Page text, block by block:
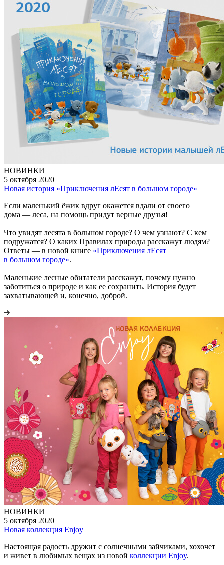
НОВИНКИ
5 октября 2020
Новая история «Приключения лЕсят в большом городе»
Если маленький ёжик вдруг окажется вдали от своего
дома — леса, на помощь придут верные друзья!
Что увидят лесята в большом городе? О чем узнают? С кем
подружатся? О каких Правилах природы расскажут людям?
Ответы — в новой книге «Приключения лЕсят
в большом городе».
Маленькие лесные обитатели расскажут, почему нужно
заботиться о природе и как ее сохранить. История будет
захватывающей и, конечно, доброй.
НОВИНКИ
5 октября 2020
Новая коллекция Enjoy
Настоящая радость дружит с солнечными зайчиками, хохочет
и живет в любимых вещах из новой коллекции Enjoy.